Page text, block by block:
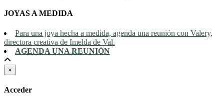
JOYAS A MEDIDA
Para una joya hecha a medida, agenda una reunión con Valery,
directora creativa de Imelda de Val.
AGENDA UNA REUNIÓN
×
Acceder